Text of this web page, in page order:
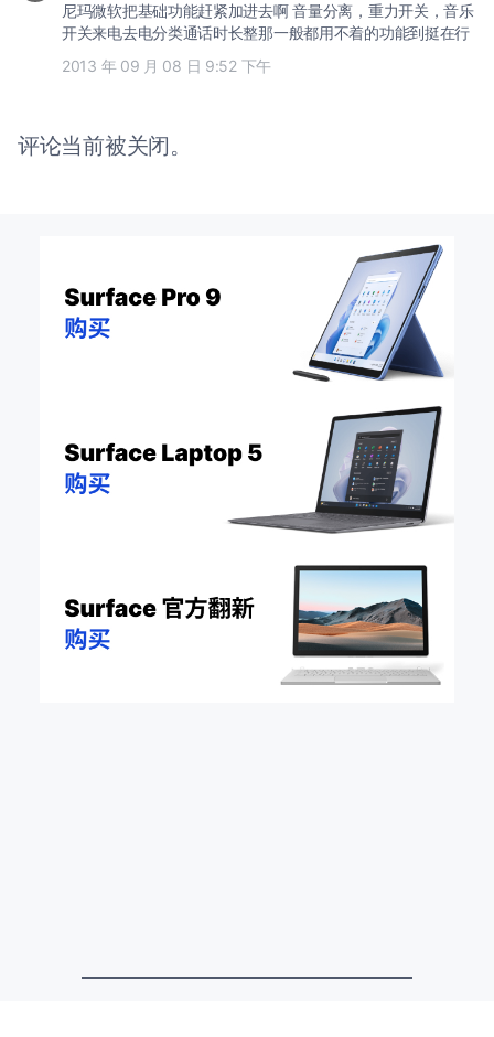
尼玛微软把基础功能赶紧加进去啊 音量分离，重力开关，音乐
开关来电去电分类通话时长整那一般都用不着的功能到挺在行
2013 年 09 月 08 日 9:52 下午
评论当前被关闭。